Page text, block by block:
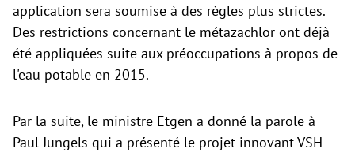
application sera soumise à des règles plus strictes.
Des restrictions concernant le métazachlor ont déjà
été appliquées suite aux préoccupations à propos de
l'eau potable en 2015.
Par la suite, le ministre Etgen a donné la parole à
Paul Jungels qui a présenté le projet innovant VSH